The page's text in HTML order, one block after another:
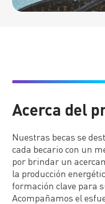
Acerca del
Nuestras becas se
cada becario con un
por brindar un
la producción
formación clave para
Acompañamos el